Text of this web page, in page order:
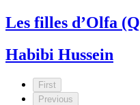
Les filles d’Olfa
Habibi Hussein
First
Previous